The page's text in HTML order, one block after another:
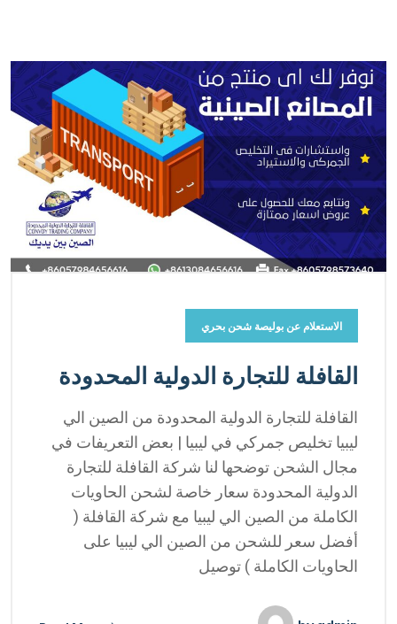
الاستعلام عن بوليصة شحن بحري
القافلة للتجارة الدولية المحدودة
القافلة للتجارة الدولية المحدودة من الصين الي
ليبيا تخليص جمركي في ليبيا | بعض التعريفات في
مجال الشحن توضحها لنا شركة القافلة للتجارة
الدولية المحدودة سعار خاصة لشحن الحاويات
الكاملة من الصين الي ليبيا مع شركة القافلة (
أفضل سعر للشحن من الصين الي ليبيا على
الحاويات الكاملة ) توصيل